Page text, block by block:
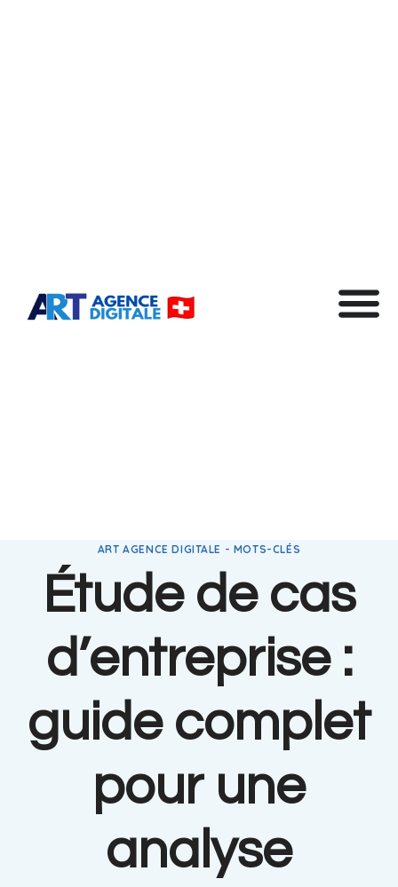
ART AGENCE DIGITALE - MOTS-CLÉS
Étude de cas
d’entreprise :
guide complet
pour une
analyse